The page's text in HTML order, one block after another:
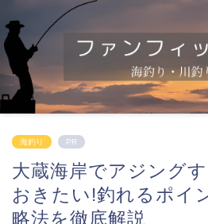
海釣り PR
大蔵海岸でアジング
おきたい!釣れるポイ
略法を徹底解説